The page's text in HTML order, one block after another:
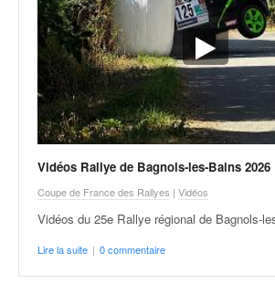
Vidéos Rallye de Bagnols-les-Bains 2026
Coupe de France des Rallyes | Vidéos
Vidéos du 25e Rallye régional de Bagnols-
Lire la suite | 0 commentaire